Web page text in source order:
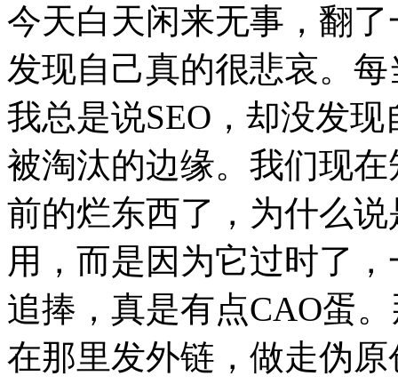
今天白天闲来无事，翻
发现自己真的很悲哀。
我总是说SEO，却没发
被淘汰的边缘。我们现
前的烂东西了，为什么
用，而是因为它过时了
追捧，真是有点CAO蛋。
在那里发外链，做走伪